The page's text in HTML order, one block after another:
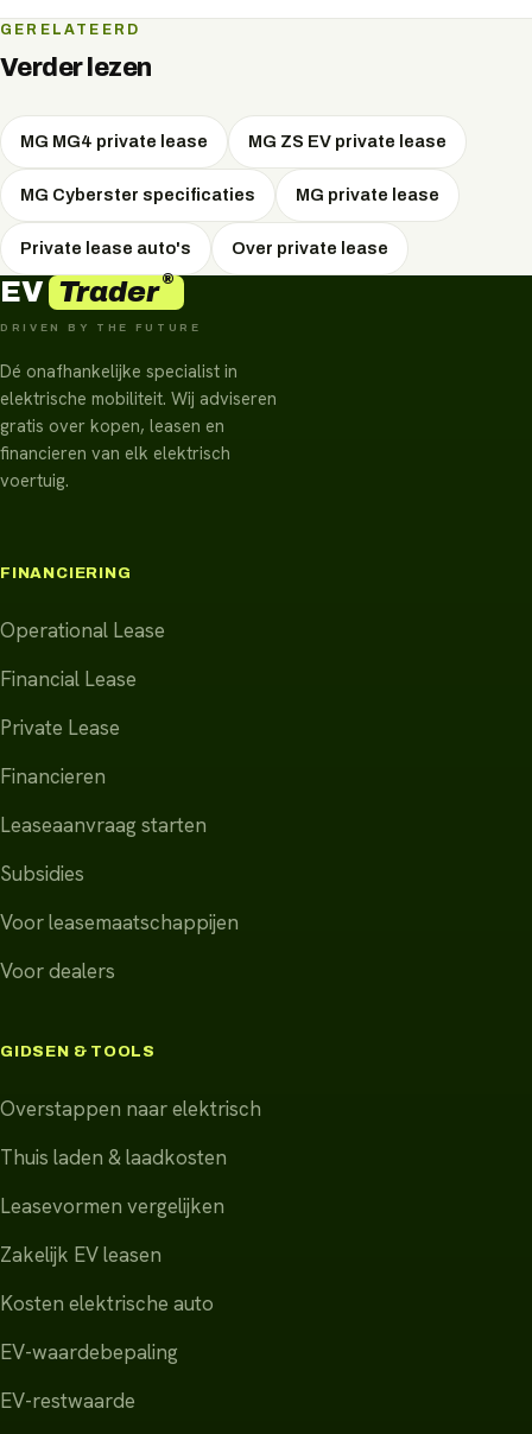
De Cyberster laadt tot ongeveer 144 kW gelijkstroom,
waarmee de accu in ongeveer 38 minuten van 10 naar 80
GERELATEERD
Verder lezen
MG MG4 private lease MG ZS EV private lease
MG Cyberster specificaties MG private lease
Private lease auto's Over private lease
EV Trader®
DRIVEN BY THE FUTURE
Dé onafhankelijke specialist in
elektrische mobiliteit. Wij adviseren
gratis over kopen, leasen en
financieren van elk elektrisch
voertuig.
FINANCIERING
Operational Lease
Financial Lease
Private Lease
Financieren
Leaseaanvraag starten
Subsidies
Voor leasemaatschappijen
Voor dealers
GIDSEN & TOOLS
Overstappen naar elektrisch
Thuis laden & laadkosten
Leasevormen vergelijken
Zakelijk EV leasen
Kosten elektrische auto
EV-waardebepaling
EV-restwaarde